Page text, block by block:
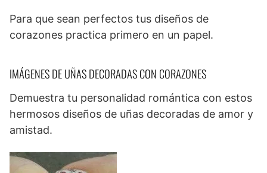
Para que sean perfectos tus diseños de
corazones practica primero en un papel.
IMÁGENES DE UÑAS DECORADAS CON CORAZONES
Demuestra tu personalidad romántica con estos
hermosos diseños de uñas decoradas de amor y
amistad.